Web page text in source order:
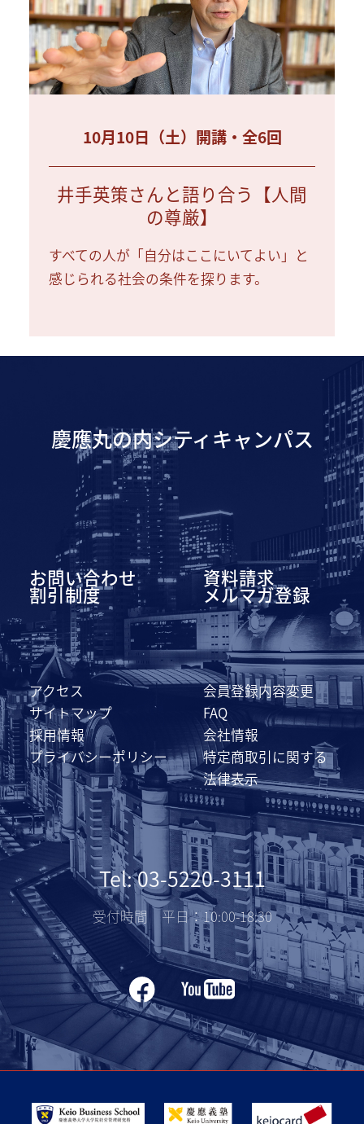
10月10日（土）開講・全6回
井手英策さんと語り合う【人間
の尊厳】
すべての人が「自分はここにいてよい」と
感じられる社会の条件を探ります。
慶應丸の内シティキャンパス
お問い合わせ 資料請求
割引制度 メルマガ登録
アクセス
会員登録内容変更
サイトマップ
FAQ
採用情報
会社情報
プライバシーポリシー
特定商取引に関する
法律表示
Tel: 03-5220-3111
受付時間 平日：10:00-18:30